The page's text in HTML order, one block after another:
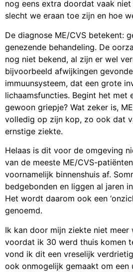
nog eens extra doordat vaak
slecht we eraan toe zijn en hoe
De diagnose ME/CVS betekent:
genezende behandeling. De
nog niet bekend, al zijn er wel
bijvoorbeeld afwijkingen
immuunsysteem, dat een grote
lichaamsfuncties. Begint het met
gewoon griepje? Wat zeker is,
volledig op zijn kop, zo ook dat
ernstige ziekte.
Helaas is dit voor de omgeving
van de meeste ME/CVS-
voornamelijk binnenshuis af.
bedgebonden en liggen al jaren
Het wordt daarom ook een
genoemd.
Ik kan door mijn ziekte niet meer
voordat ik 30 werd thuis komen
vond ik dit een vreselijk
ook onmogelijk gemaakt om een